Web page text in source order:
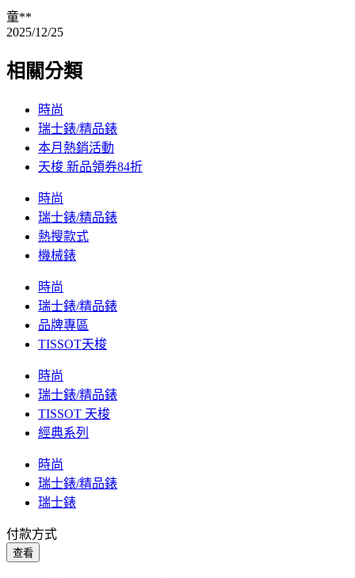
童**
2025/12/25
相關分類
時尚
瑞士錶/精品錶
本月熱銷活動
天梭 新品領券84折
時尚
瑞士錶/精品錶
熱搜款式
機械錶
時尚
瑞士錶/精品錶
品牌專區
TISSOT天梭
時尚
瑞士錶/精品錶
TISSOT 天梭
經典系列
時尚
瑞士錶/精品錶
瑞士錶
付款方式
查看